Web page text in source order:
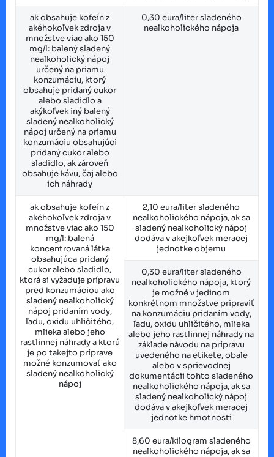
ak obsahuje kofeín z
akéhokoľvek zdroja v
množstve viac ako 150
mg/l: balený sladený
nealkoholický nápoj
určený na priamu
konzumáciu, ktorý
obsahuje pridaný cukor
alebo sladidlo a
akýkoľvek iný balený
sladený nealkoholický
nápoj určený na priamu
konzumáciu obsahujúci
pridaný cukor alebo
sladidlo, ak zároveň
obsahuje kávu, čaj alebo
ich náhrady
0,30 eura/liter sladeného
nealkoholického nápoja
ak obsahuje kofeín z
akéhokoľvek zdroja v
množstve viac ako 150
mg/l: balená
koncentrovaná látka
obsahujúca pridaný
cukor alebo sladidlo,
ktorá si vyžaduje prípravu
pred konzumáciou ako
sladený nealkoholický
nápoj pridaním vody,
ľadu, oxidu uhličitého,
mlieka alebo jeho
rastlinnej náhrady a ktorú
je po takejto príprave
možné konzumovať ako
sladený nealkoholický
nápoj
2,10 eura/liter sladeného
nealkoholického nápoja, ak sa
sladený nealkoholický nápoj
dodáva v akejkoľvek meracej
jednotke objemu
0,30 eura/liter sladeného
nealkoholického nápoja, ktorý
je možné v jedinom
konkrétnom množstve pripraviť
na konzumáciu pridaním vody,
ľadu, oxidu uhličitého, mlieka
alebo jeho rastlinnej náhrady na
základe návodu na prípravu
uvedeného na etikete, obale
alebo v sprievodnej
dokumentácii tohto sladeného
nealkoholického nápoja, ak sa
sladený nealkoholický nápoj
dodáva v akejkoľvek meracej
jednotke hmotnosti
8,60 eura/kilogram sladeného
nealkoholického nápoja, ak sa